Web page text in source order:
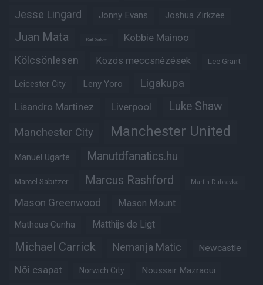
Jesse Lingard Jonny Evans Joshua Zirkzee
Juan Mata Karl Darlow Kobbie Mainoo
Kölcsönlesen Közös meccsnézések Lee Grant
Leicester City Leny Yoro Ligakupa
Lisandro Martinez Liverpool Luke Shaw
Manchester City Manchester United
Manuel Ugarte Manutdfanatics.hu
Marcel Sabitzer Marcus Rashford Martin Dubravka
Mason Greenwood Mason Mount
Matheus Cunha Matthijs de Ligt
Michael Carrick Nemanja Matic Newcastle
Női csapat Norwich City Noussair Mazraoui